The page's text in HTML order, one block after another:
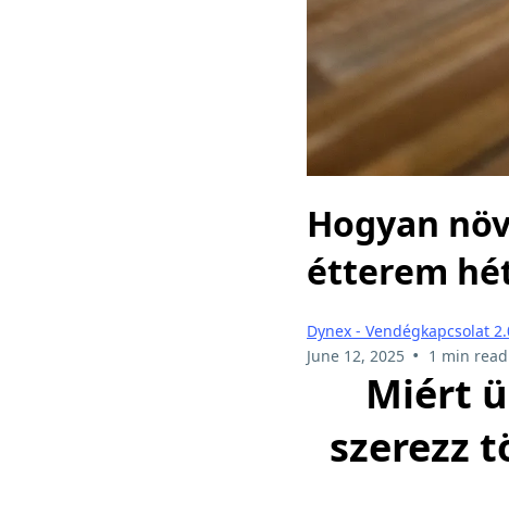
Hogyan
étterem
Dynex - Vendégkapcsolat
June 12, 2025 • 1 min read
Miért
szerezz